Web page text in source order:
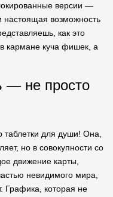
версии —
настоящая возможность
как это
кармане куча фишек, а
— не просто
таблетки для души! Она,
но в совокупности со
движение карты,
невидимого мира,
Графика, которая не